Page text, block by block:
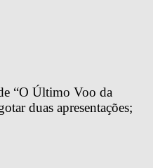
“O Último Voo da
duas apresentações;